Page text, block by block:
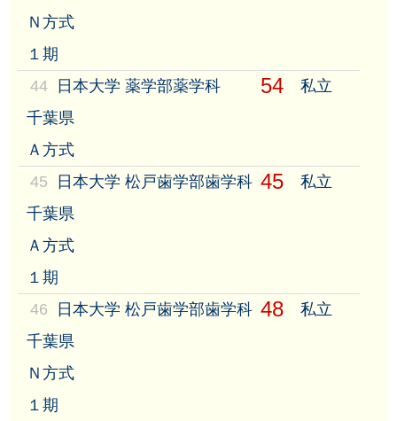
Ｎ方式
１期
44
日本大学 薬学部薬学科 54
私立
千葉県
Ａ方式
45
日本大学 松戸歯学部歯学科 45
私立
千葉県
Ａ方式
１期
46
日本大学 松戸歯学部歯学科 48
私立
千葉県
Ｎ方式
１期